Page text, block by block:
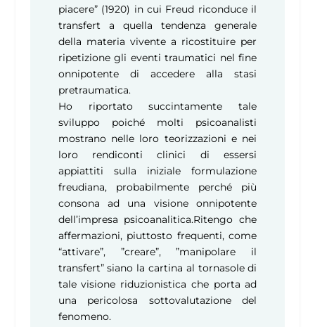
piacere” (1920) in cui Freud riconduce il
transfert a quella tendenza generale
della materia vivente a ricostituire per
ripetizione gli eventi traumatici nel fine
onnipotente di accedere alla stasi
pretraumatica.
Ho riportato succintamente tale
sviluppo poiché molti psicoanalisti
mostrano nelle loro teorizzazioni e nei
loro rendiconti clinici di essersi
appiattiti sulla iniziale formulazione
freudiana, probabilmente perché più
consona ad una visione onnipotente
dell’impresa psicoanalitica.Ritengo che
affermazioni, piuttosto frequenti, come
“attivare”, ”creare”, ”manipolare il
transfert” siano la cartina al tornasole di
tale visione riduzionistica che porta ad
una pericolosa sottovalutazione del
fenomeno.